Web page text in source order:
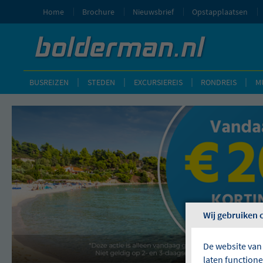
BUSREIZEN STEDEN EXCURSIEREIS RONDREIS
Home Brochure Nieuwsbrief Opstapplaatsen
Wij gebruiken
De website
laten